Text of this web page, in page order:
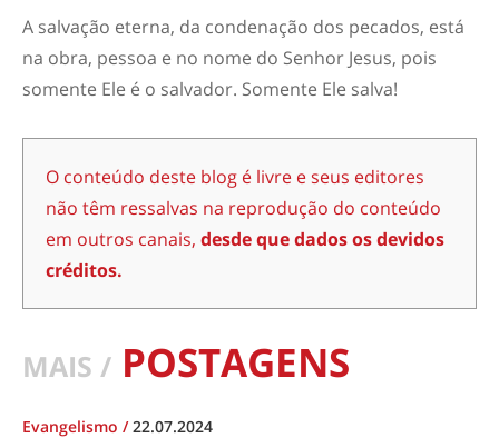
A salvação eterna, da condenação dos pecados, está
na obra, pessoa e no nome do Senhor Jesus, pois
somente Ele é o salvador. Somente Ele salva!
O conteúdo deste blog é livre e seus editores
não têm ressalvas na reprodução do conteúdo
em outros canais, desde que dados os devidos
créditos.
MAIS / POSTAGENS
Evangelismo /22.07.2024